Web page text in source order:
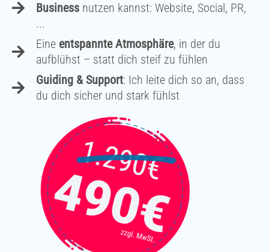
Business nutzen kannst: Website, Social, PR,
...
Eine entspannte Atmosphäre, in der du
aufblühst – statt dich steif zu fühlen
Guiding & Support: Ich leite dich so an, dass
du dich sicher und stark fühlst